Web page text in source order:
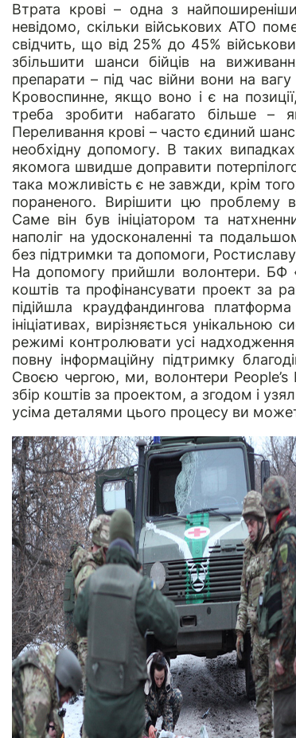
Втрата крові – одна з
невідомо, скільки військових АТО
свідчить, що від 25% до 45%
збільшити шанси бійців на
препарати – під час війни вони на
Кровоспинне, якщо воно і є на
треба зробити набагато більше –
Переливання крові – часто єдиний
необхідну допомогу. В таких
якомога швидше доправити
така можливість є не завжди, крім
пораненого. Вирішити цю проблему
Саме він був ініціатором та
наполіг на удосконаленні та
без підтримки та допомоги,
На допомогу прийшли волонтери. БФ
коштів та профінансувати проект за
підійшла краудфандингова платформа
ініціативах, вирізняється
режимі контролювати усі
повну інформаційну підтримку
Своєю чергою, ми, волонтери People’s
збір коштів за проектом, а згодом і
усіма деталями цього процесу ви